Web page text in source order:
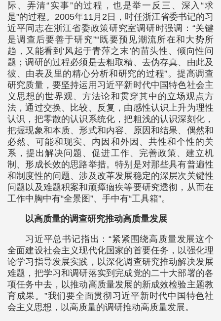
际、弄清“实事”的过程，也是举一反三、深入“求
是”的过程。2005年11月2日，时任浙江省委书记的习
近平同志在浙江省委政策研究室调研时强调：“关键
是调查后要善于研究”“既要预见潮流所在和大势所
趋，又能看到‘风起于青萍之末’的苗头性、倾向性问
题；调研的过程必须是去粗取精、去伪存真、由此及
彼、由表及里的精心分析和研究的过程”。提高调查
研究质量，要坚持运用习近平新时代中国特色社会主
义思想的世界观、方法论和贯穿其中的立场观点方
法，通过交换、比较、反复，由感性认识上升为理性
认识，把零散的认识系统化，把粗浅的认识深刻化，
把握现象和本质、形式和内容、原因和结果、偶然和
必然、可能和现实、内因和外因、共性和个性的关
系，提出解决问题、促进工作、完善政策、建立机
制、形成长效的思路举措。特别是对那些具有普遍性
和制度性的问题、涉及改革发展稳定的深层次关键性
问题以及难题积案和顽瘴痼疾等要研究透彻，从而在
工作中胸中有“全景图”、手中有“工具箱”。
以高质量的调查研究推动高质量发展
习近平总书记指出：“紧紧围绕高质量发展这个
全面建设社会主义现代化国家的首要任务，以强化理
论学习指导发展实践，以深化调查研究推动解决发展
难题，把学习和调研落实到完成党的二十大部署的各
项任务中去，以推动高质量发展的新成效检验主题教
育成果。”我们要全面贯彻习近平新时代中国特色社
会主义思想，以高质量的调研推动高质量发展。